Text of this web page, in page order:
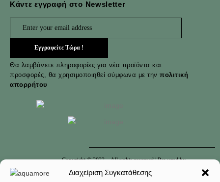
Διαχείριση Συγκατάθεσης
Κάντε εγγραφή στο Newsletter
Θα λαμβάνετε πληροφορίες για νέα προϊόντα και
προσφορές, θα χρησιμοποιηθεί σύμφωνα με την πολιτική
απορρήτου
Copyright © 2022-, All rights reserved | Powered by